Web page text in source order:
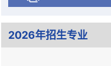
2026年招生专业